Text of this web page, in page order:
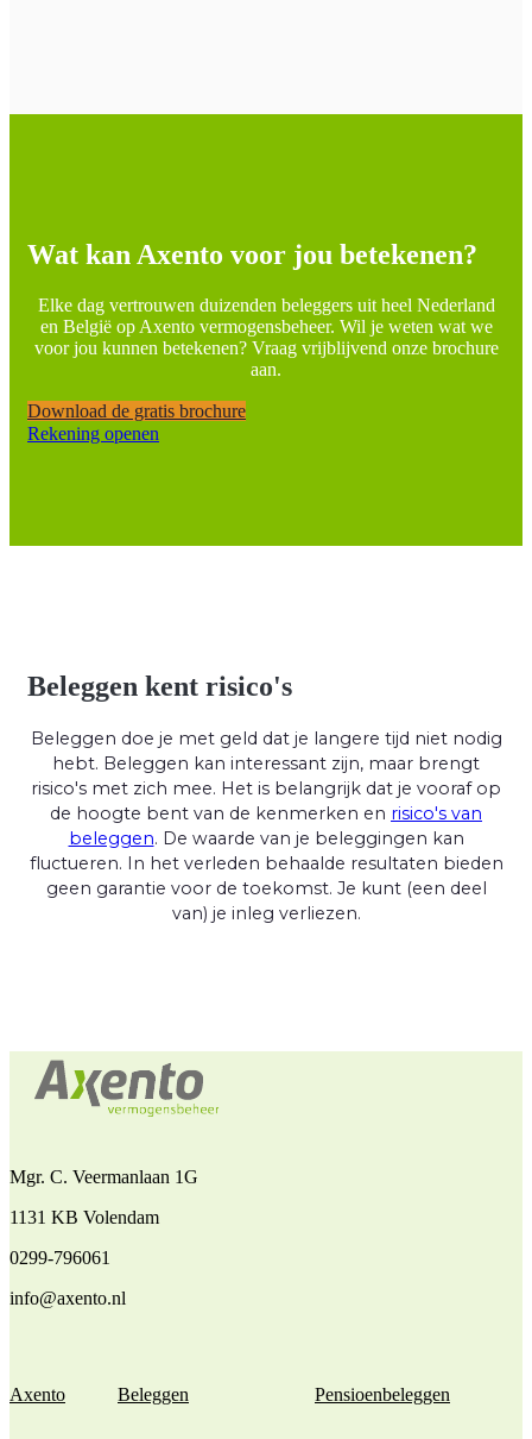
Wat kan Axento voor jou betekenen?
Elke dag vertrouwen duizenden beleggers uit heel Nederland
en België op Axento vermogensbeheer. Wil je weten wat we
voor jou kunnen betekenen? Vraag vrijblijvend onze brochure
aan.
Download de gratis brochure
Rekening openen
Beleggen kent risico's
Beleggen doe je met geld dat je langere tijd niet nodig
hebt. Beleggen kan interessant zijn, maar brengt
risico's met zich mee. Het is belangrijk dat je vooraf op
de hoogte bent van de kenmerken en risico's van
beleggen. De waarde van je beleggingen kan
fluctueren. In het verleden behaalde resultaten bieden
geen garantie voor de toekomst. Je kunt (een deel
van) je inleg verliezen.
Mgr. C. Veermanlaan 1G
1131 KB Volendam
0299-796061
info@axento.nl
Axento Beleggen Pensioenbeleggen